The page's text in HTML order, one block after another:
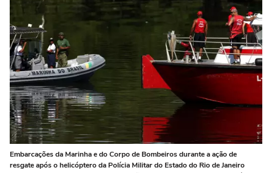
Embarcações da Marinha e do Corpo de Bombeiros durante a ação de
resgate após o helicóptero da Polícia Militar do Estado do Rio de Janeiro